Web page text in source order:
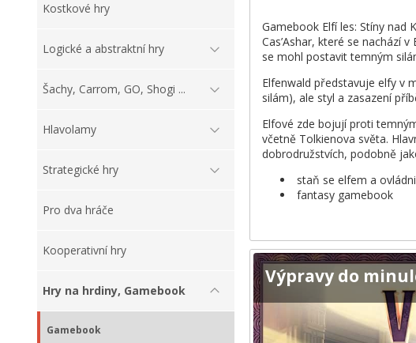
Kostkové hry
Logické a abstraktní hry
Šachy, Carrom, GO, Shogi ...
Hlavolamy
Strategické hry
Pro dva hráče
Kooperativní hry
Hry na hrdiny, Gamebook
Gamebook
Gamebook Elfí les: Stíny nad
Cas’Ashar, které se nachází
se mohl postavit temným
Elfenwald představuje elfy v
silám), ale styl a zasazení
Elfové zde bojují proti
včetně Tolkienova světa.
dobrodružstvích, podobně
staň se elfem a
fantasy gamebook
Výpravy do